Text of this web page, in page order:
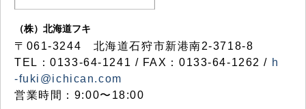
（株）北海道フキ
〒061-3244 北海道石狩市新港南2-3718-8
TEL：0133-64-1241 / FAX：0133-64-1262 / h
-fuki@ichican.com
営業時間：9:00〜18:00